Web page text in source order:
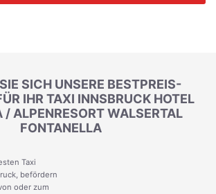
SICH UNSERE BESTPREIS-
IHR TAXI INNSBRUCK HOTEL
/ ALPENRESORT WALSERTAL
FONTANELLA
Taxi
befördern
oder zum